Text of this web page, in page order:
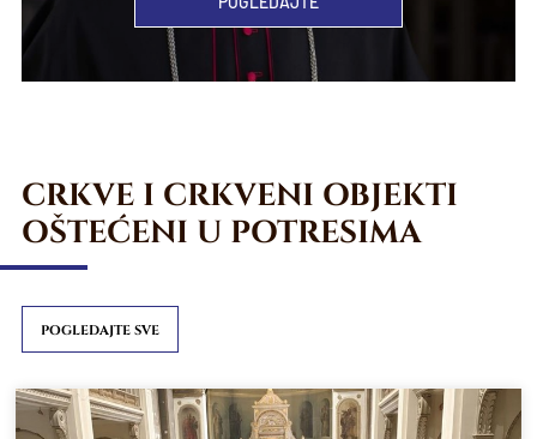
CRKVE I CRKVENI OBJEKTI
OŠTEĆENI U POTRESIMA
POGLEDAJTE SVE